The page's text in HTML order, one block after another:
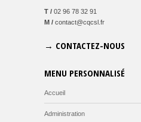
T / 02 96 78 32 91
M / contact@cqcsl.fr
→ CONTACTEZ-NOUS
MENU PERSONNALISÉ
Accueil
Administration